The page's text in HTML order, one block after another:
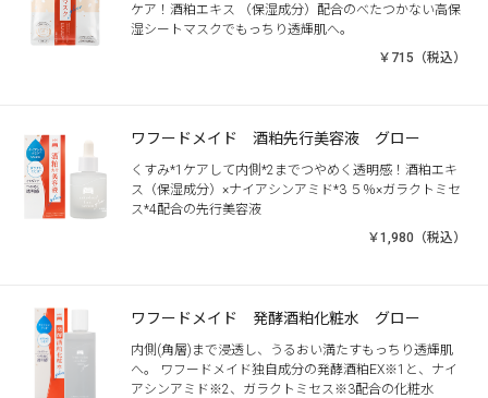
ケア！酒粕エキス （保湿成分）配合のべたつかない高保
湿シートマスクでもっちり透輝肌へ。
￥715（税込）
ワフードメイド 酒粕先行美容液 グロー
くすみ*1ケアして内側*2までつやめく透明感！酒粕エキ
ス（保湿成分）×ナイアシンアミド*3 ５％×ガラクトミセ
ス*4配合の先行美容液
￥1,980（税込）
ワフードメイド 発酵酒粕化粧水 グロー
内側(角層)まで浸透し、うるおい満たすもっちり透輝肌
へ。 ワフードメイド独自成分の発酵酒粕EX※1と、ナイ
アシンアミド※2、ガラクトミセス※3配合の化粧水